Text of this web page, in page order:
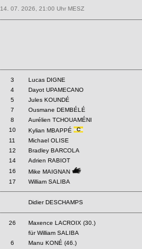
14. 07. 2026, 21:00 Uhr MESZ
3 Lucas DIGNE
4
Dayot UPAMECANO
5
Jules KOUNDÉ
7
Ousmane DEMBÉLÉ
8
Aurélien TCHOUAMÉNI
10
Kylian MBAPPÉ
11
Michael OLISE
12
Bradley BARCOLA
14
Adrien RABIOT
16
Mike MAIGNAN
17
William SALIBA
Didier DESCHAMPS
26 Maxence LACROIX (30.)
für William SALIBA
6
Manu KONÉ (46.)